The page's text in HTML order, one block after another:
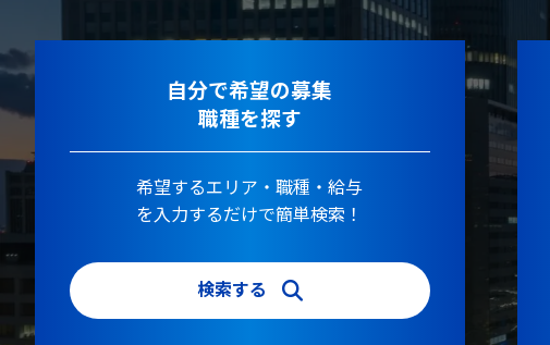
自分で希望の募集
職種を探す
希望するエリア・職種・給与
を入力するだけで簡単検索！
検索する